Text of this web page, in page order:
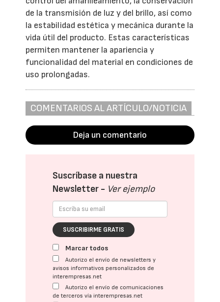
de la transmisión de luz y del brillo, así como
la estabilidad estética y mecánica durante la
vida útil del producto. Estas características
permiten mantener la apariencia y
funcionalidad del material en condiciones de
uso prolongadas.
COMENTARIOS AL ARTÍCULO/NOTICIA
Deja un comentario
Suscríbase a nuestra
Newsletter - Ver ejemplo
SUSCRIBIRME GRATIS
Marcar todos
Autorizo el envío de newsletters y
avisos informativos personalizados de
interempresas.net
Autorizo el envío de comunicaciones
de terceros vía interempresas.net